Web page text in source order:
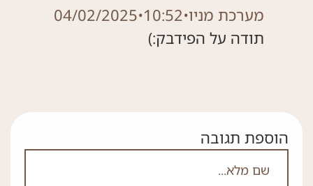
מערכת מניו•
10:52
•
04/02/2025
תודה על הפידבק:)
אם אתה לא רובוט אל תמלא את השדה הזה
הוספת תגובה
שם מלא